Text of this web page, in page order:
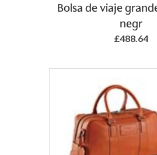
Bolsa de viaje
negr
£488.64